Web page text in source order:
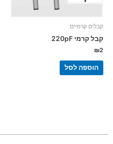
קבלים קרמיים
קבל קרמי 220pF
₪2
הוספה לסל